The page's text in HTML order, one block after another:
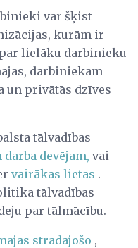
var šķist
kurām ir
lielāku darbinieku
darbiniekam
un privātās dzīves
tālvadības
darba devējam, vai
vairākas lietas .
tālvadības
par tālmācību.
strādājošo ,